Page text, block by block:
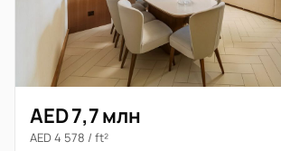
AED 7,7 млн
AED 4 578 / ft²